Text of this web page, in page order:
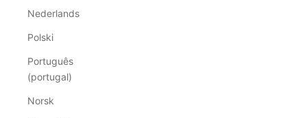
Nederlands
Polski
Português
(portugal)
Norsk